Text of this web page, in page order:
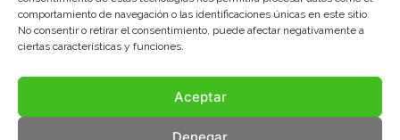
comportamiento de navegación o las identificaciones únicas en este sitio.
No consentir o retirar el consentimiento, puede afectar negativamente a
ciertas características y funciones.
Aceptar
Denegar